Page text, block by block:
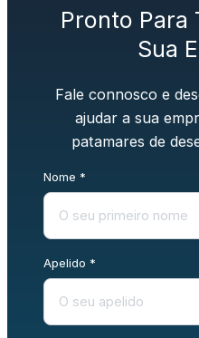
Pronto Para
Sua
Fale connosco e
ajudar a sua
patamares de
Nome *
Apelido *